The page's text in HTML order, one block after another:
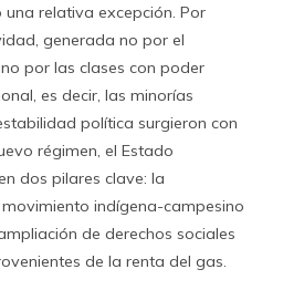
relativa excepción. Por
generada no por el
por las clases con poder
es decir, las minorías
política surgieron con
régimen, el Estado
dos pilares clave: la
indígena-campesino
de derechos sociales
de la renta del gas.